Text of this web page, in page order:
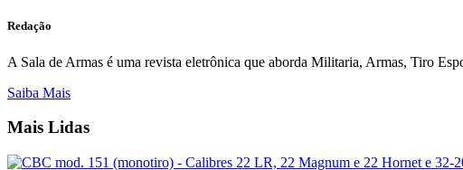
Redação
A Sala de Armas é uma revista eletrônica que aborda Militaria, Armas, Tiro
Saiba Mais
Mais Lidas